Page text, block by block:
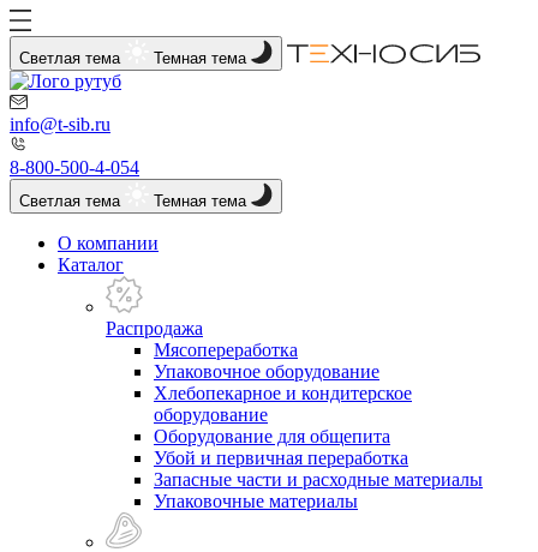
Светлая тема Темная тема
info@t-sib.ru
8-800-500-4-054
Светлая тема Темная тема
О компании
Каталог
Распродажа
Мясопереработка
Упаковочное оборудование
Хлебопекарное и кондитерское
оборудование
Оборудование для общепита
Убой и первичная переработка
Запасные части и расходные материалы
Упаковочные материалы